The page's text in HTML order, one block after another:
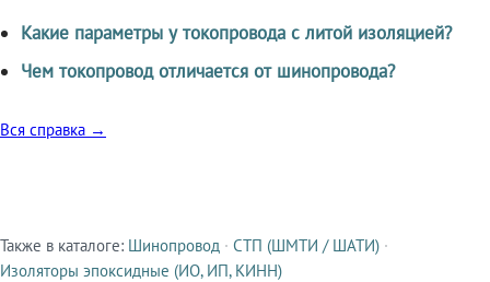
Какие параметры у токопровода с литой изоляцией?
Чем токопровод отличается от шинопровода?
Вся справка →
Смежные продукты
Также в каталоге: Шинопровод · СТП (ШМТИ / ШАТИ) ·
Изоляторы эпоксидные (ИО, ИП, КИНН)